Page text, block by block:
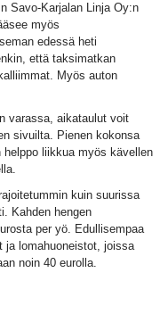
Savo-Karjalan Linja Oy:n
myös
edessä heti
että taksimatkan
Myös auton
varassa, aikataulut voit
sivuilta. Pienen kokonsa
liikkua myös kävellen
kuin suurissa
Kahden hengen
per yö. Edullisempaa
ja lomahuoneistot, joissa
noin 40 eurolla.